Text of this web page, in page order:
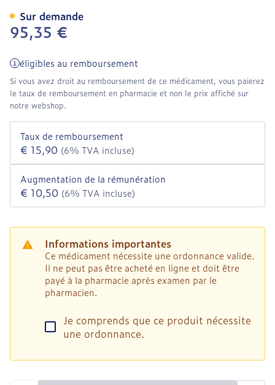
95,35 €
éligibles au remboursement
Si vous avez droit au remboursement de ce médicament, vous paierez
le taux de remboursement en pharmacie et non le prix affiché sur
notre webshop.
Taux de remboursement
€ 15,90 (6% TVA incluse)
Augmentation de la rémunération
€ 10,50 (6% TVA incluse)
Informations importantes
Ce médicament nécessite une ordonnance valide.
Il ne peut pas être acheté en ligne et doit être
payé à la pharmacie après examen par le
pharmacien.
Je comprends que ce produit nécessite
une ordonnance.
Sur demande